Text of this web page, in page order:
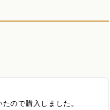
ので購入しました。